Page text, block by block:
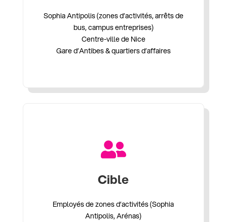
Sophia Antipolis (zones d’activités, arrêts de
bus, campus entreprises)
Centre-ville de Nice
Gare d’Antibes & quartiers d’affaires

Cible
Employés de zones d’activités (Sophia
Antipolis, Arénas)